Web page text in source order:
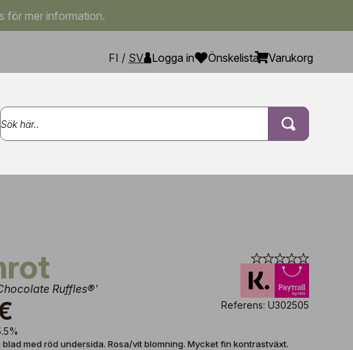
för mer information.
FI / SV Logga in Önskelista Varukorg
Ruffles®'
Referens: U302505
med röd undersida. Rosa/vit blomning. Mycket fin kontrastväxt.